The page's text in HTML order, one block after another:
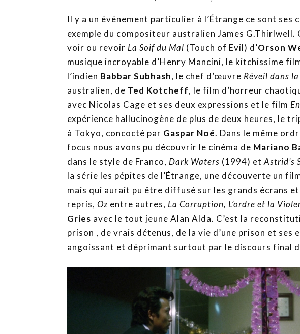
Il y a un événement particulier à l’Étrange ce sont ses
exemple du compositeur australien James G.Thirlwell.
voir ou revoir La Soif du Mal (Touch of Evil) d’Orson
musique incroyable d’Henry Mancini, le kitchissime
l’indien Babbar Subhash, le chef d’œuvre Réveil dans
australien, de Ted Kotcheff, le film d’horreur
avec Nicolas Cage et ses deux expressions et le film
expérience hallucinogène de plus de deux heures, le
à Tokyo, concocté par Gaspar Noé. Dans le même
focus nous avons pu découvrir le cinéma de Mariano
dans le style de Franco, Dark Waters (1994) etAstrid’s
la série les pépites de l’Étrange, une découverte un
mais qui aurait pu être diffusé sur les grands écrans
repris, Oz entre autres, La Corruption, L’ordre et la
Gries avec le tout jeune Alan Alda. C’est la
prison , de vrais détenus, de la vie d’une prison et
angoissant et déprimant surtout par le discours final